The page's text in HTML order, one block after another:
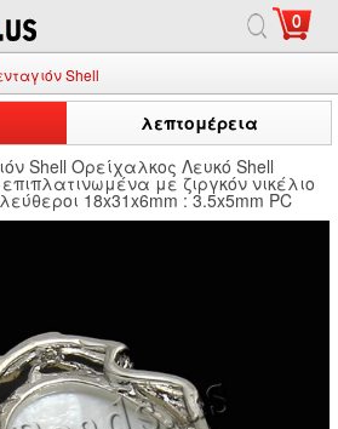
0
Shell
λεπτομέρεια
Shell Ορείχαλκος Λευκό Shell
με ζιργκόν νικέλιο
18x31x6mm : 3.5x5mm PC